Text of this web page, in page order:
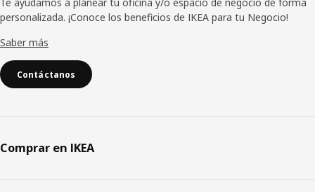
Te ayudamos a planear tu oficina y/o espacio de negocio de forma
personalizada. ¡Conoce los beneficios de IKEA para tu Negocio!
Saber más
Contáctanos
Comprar en IKEA